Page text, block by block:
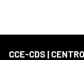
CCE-CDS |